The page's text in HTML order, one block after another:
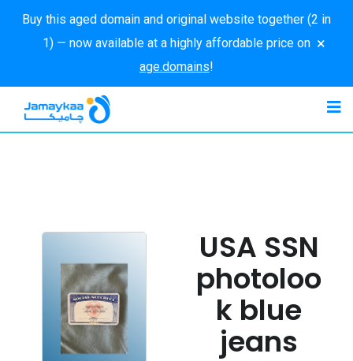
Buy this aged domain and original website together (2 in
1) — now available at a highly affordable price on
age.domains!
×
USA SSN
photoloo
k blue
jeans